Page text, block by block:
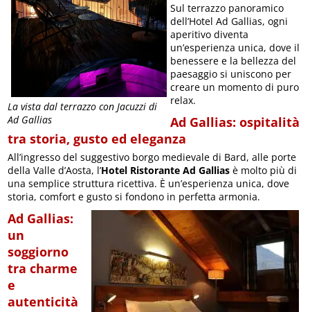
La vista dal terrazzo con Jacuzzi di
Ad Gallias
Sul terrazzo panoramico
dell’Hotel Ad Gallias, ogni
aperitivo diventa
un’esperienza unica, dove il
benessere e la bellezza del
paesaggio si uniscono per
creare un momento di puro
relax.
Ad Gallias: ospitalità
tra storia, gusto ed eleganza
All’ingresso del suggestivo borgo medievale di Bard, alle porte
della Valle d’Aosta, l’Hotel Ristorante Ad Gallias è molto più di
una semplice struttura ricettiva. È un’esperienza unica, dove
storia, comfort e gusto si fondono in perfetta armonia.
Ad Gallias:
un
soggiorno
tra charme
e
autenticità